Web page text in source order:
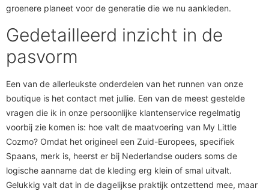
groenere planeet voor de generatie die we nu aankleden.
Gedetailleerd inzicht in de
pasvorm
Een van de allerleukste onderdelen van het runnen van onze
boutique is het contact met jullie. Een van de meest gestelde
vragen die ik in onze persoonlijke klantenservice regelmatig
voorbij zie komen is: hoe valt de maatvoering van My Little
Cozmo? Omdat het origineel een Zuid-Europees, specifiek
Spaans, merk is, heerst er bij Nederlandse ouders soms de
logische aanname dat de kleding erg klein of smal uitvalt.
Gelukkig valt dat in de dagelijkse praktijk ontzettend mee, maar